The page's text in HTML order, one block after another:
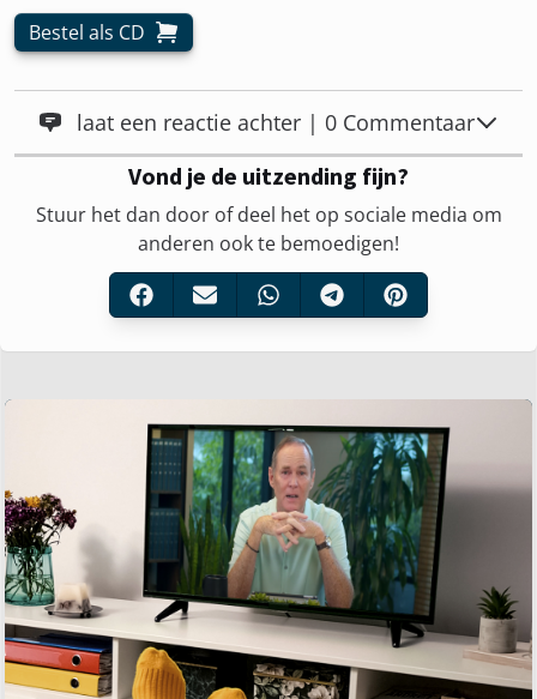
Bestel als CD
laat een reactie achter | 0 Commentaar
Vond je de uitzending fijn?
Stuur het dan door of deel het op sociale media om
anderen ook te bemoedigen!